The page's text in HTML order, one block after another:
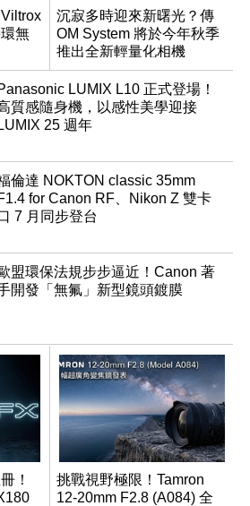
無
沉寂多時迎來新曙光？傳
OM System 將於今年秋季
推出全新輕量化相機
LUMIX L10 正式登場！
質感隨身機，以感性美學迎接
LUMIX 25 週年
倫達 NOKTON classic 35mm
for Canon RF、Nikon Z 雙卡
7 月同步登台
盟環保法規步步逼近！Canon 著
開發「無氟」新型鏡頭鍍膜
！
挑戰視野極限！Tamron
12-20mm F2.8 (A084) 全